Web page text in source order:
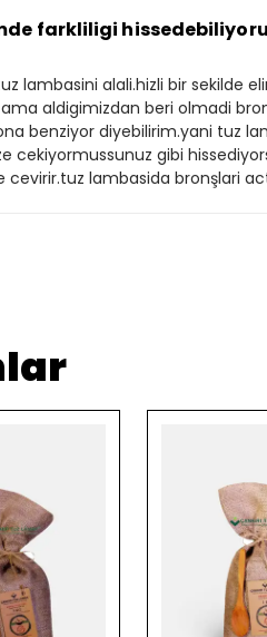
farkliligi
lambasini alali.hizli bir sekilde
aldigimizdan beri olmadi
benziyor diyebilirim.yani tuz
cekiyormussunuz gibi
lambasida bronşlari